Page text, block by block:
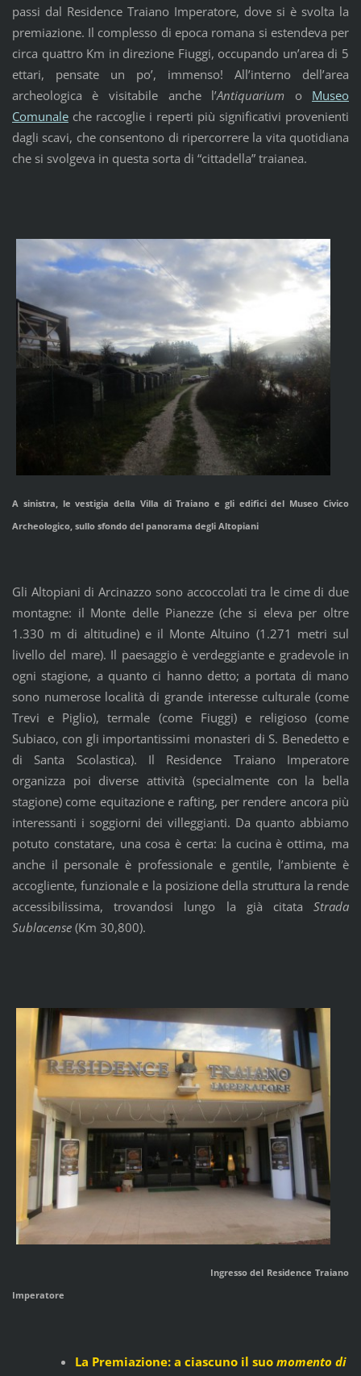
passi dal Residence Traiano Imperatore, dove si è svolta la
premiazione. Il complesso di epoca romana si estendeva per
circa quattro Km in direzione Fiuggi, occupando un’area di 5
ettari, pensate un po’, immenso! All’interno dell’area
archeologica è visitabile anche l’Antiquarium o Museo
Comunaleche raccoglie i reperti più significativi provenienti
dagli scavi, che consentono di ripercorrere la vita quotidiana
che si svolgeva in questa sorta di “cittadella” traianea.
A sinistra, le vestigia della Villa di Traiano e gli edifici del Museo Civico
Archeologico, sullo sfondo del panorama degli Altopiani
Gli Altopiani di Arcinazzo sono accoccolati tra le cime di due
montagne: il Monte delle Pianezze (che si eleva per oltre
1.330 m di altitudine) e il Monte Altuino (1.271 metri sul
livello del mare). Il paesaggio è verdeggiante e gradevole in
ogni stagione, a quanto ci hanno detto; a portata di mano
sono numerose località di grande interesse culturale (come
Trevi e Piglio), termale (come Fiuggi) e religioso (come
Subiaco, con gli importantissimi monasteri di S. Benedetto e
di Santa Scolastica). Il Residence Traiano Imperatore
organizza poi diverse attività (specialmente con la bella
stagione) come equitazione e rafting, per rendere ancora più
interessanti i soggiorni dei villeggianti. Da quanto abbiamo
potuto constatare, una cosa è certa: la cucina è ottima, ma
anche il personale è professionale e gentile, l’ambiente è
accogliente, funzionale e la posizione della struttura la rende
accessibilissima, trovandosi lungo la già citataStrada
Sublacense(Km 30,800).
Ingresso del Residence Traiano
Imperatore
La Premiazione: a ciascuno il suo momento di